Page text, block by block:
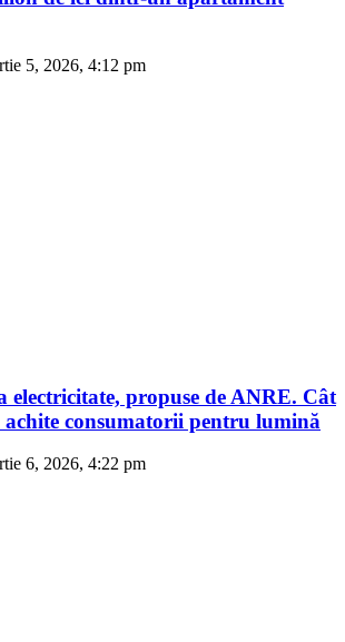
5, 2026, 4:12 pm
electricitate, propuse de ANRE. Cât
consumatorii pentru lumină
6, 2026, 4:22 pm